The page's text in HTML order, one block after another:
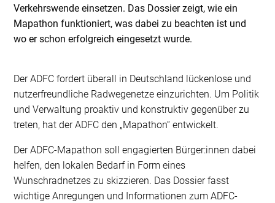
Verkehrswende einsetzen. Das Dossier zeigt, wie ein
Mapathon funktioniert, was dabei zu beachten ist und
wo er schon erfolgreich eingesetzt wurde.
Der ADFC fordert überall in Deutschland lückenlose und
nutzerfreundliche Radwegenetze einzurichten. Um Politik
und Verwaltung proaktiv und konstruktiv gegenüber zu
treten, hat der ADFC den „Mapathon“ entwickelt.
Der ADFC-Mapathon soll engagierten Bürger:innen dabei
helfen, den lokalen Bedarf in Form eines
Wunschradnetzes zu skizzieren. Das Dossier fasst
wichtige Anregungen und Informationen zum ADFC-